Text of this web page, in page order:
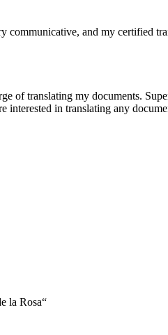
communicative, and my certified
of translating my documents.
interested in translating any